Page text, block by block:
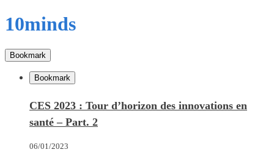
10minds
Bookmark
Bookmark
CES 2023 : Tour d’horizon des innovations en
santé – Part. 2
06/01/2023